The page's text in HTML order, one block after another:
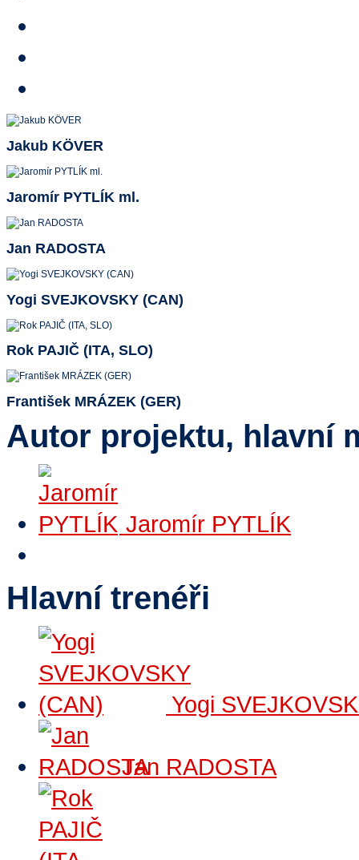
Jakub KÖVER
Jaromír PYTLÍK ml.
Jan RADOSTA
Yogi SVEJKOVSKY (CAN)
Rok PAJIČ (ITA, SLO)
František MRÁZEK (GER)
Autor projektu, hlavní
Jaromír PYTLÍK
Hlavní trenéři
Yogi
Jan RADOSTA